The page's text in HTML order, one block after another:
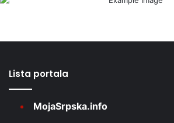
Lista portala
MojaSrpska.info